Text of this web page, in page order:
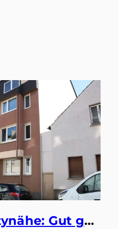
Wohnen in Citynähe: Gut geschnittene 2,5 Zimmer-Etagenwohnung mit Gemeinschaftsgarten und Balkon